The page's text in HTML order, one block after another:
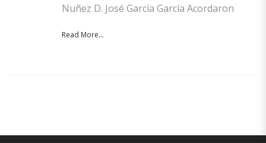
Nuñez D. José García García Acordaron
Read More...